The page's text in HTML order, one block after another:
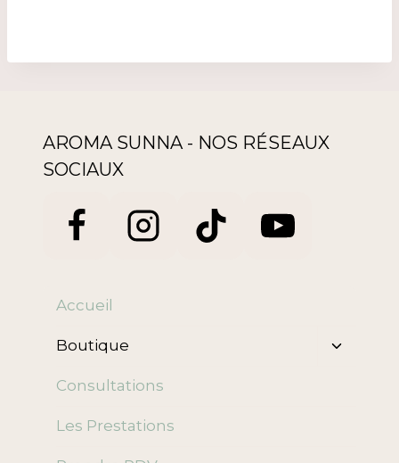
AROMA SUNNA - NOS RÉSEAUX
SOCIAUX
Accueil
Boutique
Ouvrir/
Consultations
Les Prestations